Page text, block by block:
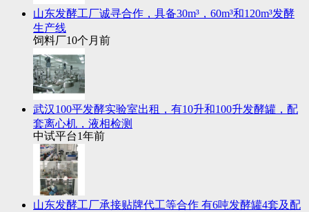
山东发酵工厂诚寻合作，具备30m³，60m³和120m³发酵
生产线
饲料厂10个月前
武汉100平发酵实验室出租，有10升和100升发酵罐，配
套离心机，液相检测
中试平台1年前
山东发酵工厂承接贴牌代工等合作 有6吨发酵罐4套及配